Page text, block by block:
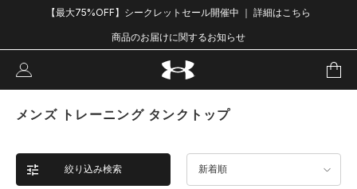
【最大75%OFF】シークレットセール開催中 ｜ 詳細はこちら
商品のお届けに関するお知らせ
メンズ トレーニング タンクトップ
絞り込み検索 新着順